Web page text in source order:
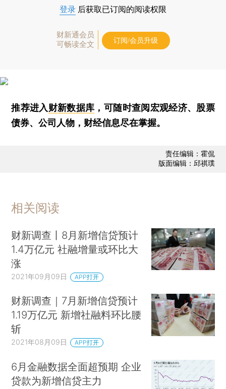
登录 后获取已订阅的阅读权限
财新通会员
可畅读全文
订阅/会员升级
推荐进入财新数据库 ，可随时查阅宏观经济、股票
债券、公司人物，财经信息尽在掌握。
责任编辑：霍侃
版面编辑：邱祺璞
相关阅读
财新调查丨8月新增信贷预计
1.4万亿元 社融增量或环比大
涨
2021年09月09日 APP打开
财新调查｜7月新增信贷预计
1.19万亿元 新增社融料环比腰
斩
2021年08月09日 APP打开
6月金融数据全面超预期 企业
贷款为新增信贷主力